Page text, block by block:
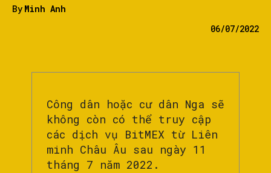
By Minh Anh
06/07/2022
Công dân hoặc cư dân Nga sẽ
không còn có thể truy cập
các dịch vụ BitMEX từ Liên
minh Châu Âu sau ngày 11
tháng 7 năm 2022.